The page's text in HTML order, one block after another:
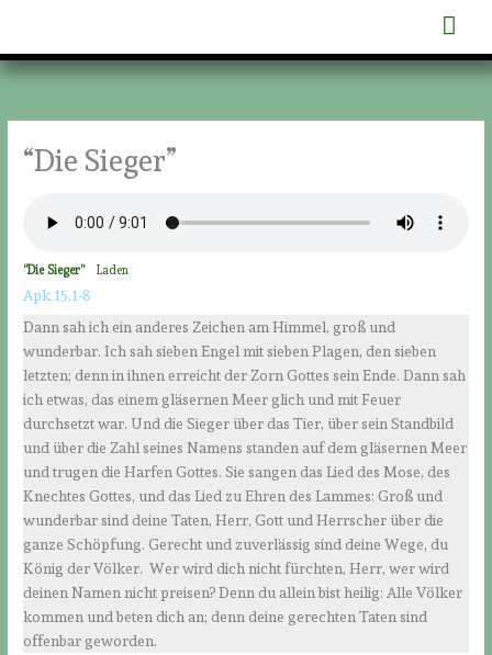
springen
“Die Sieger”
“Die Sieger” Laden
Apk 15,1-8
Dann sah ich ein anderes Zeichen am Himmel, groß und
wunderbar. Ich sah sieben Engel mit sieben Plagen, den sieben
letzten; denn in ihnen erreicht der Zorn Gottes sein Ende. Dann sah
ich etwas, das einem gläsernen Meer glich und mit Feuer
durchsetzt war. Und die Sieger über das Tier, über sein Standbild
und über die Zahl seines Namens standen auf dem gläsernen Meer
und trugen die Harfen Gottes. Sie sangen das Lied des Mose, des
Knechtes Gottes, und das Lied zu Ehren des Lammes: Groß und
wunderbar sind deine Taten, Herr, Gott und Herrscher über die
ganze Schöpfung. Gerecht und zuverlässig sind deine Wege, du
König der Völker. Wer wird dich nicht fürchten, Herr, wer wird
deinen Namen nicht preisen? Denn du allein bist heilig: Alle Völker
kommen und beten dich an; denn deine gerechten Taten sind
offenbar geworden.